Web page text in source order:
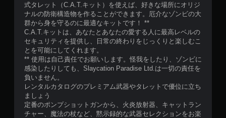
式タレット（C.A.T.キット）を使えば、好きな場所にオリジ
ナルの防衛構造物を作ることができます。厄介なゾンビの大
群から身を守るのに最適なキットです！ **
C.A.T.キットは、あなたとあなたの愛する人に最高レベルの
セキュリティを提供し、日常の終わりをじっくりと楽しむこ
とを可能にしてくれます。
** 使用は自己責任でお願いします。怪我をしたり、ゾンビに
感染したりしても、Slaycation Paradise Ltd.は一切の責任を
負いません。
レンタルカタログのプレミアム武器やタレットで優位に立ち
ましょう
定番のポンプショットガンから、火炎放射器、キャットラン
チャー、魔法の杖など、黙示録的な武器セレクションをお楽